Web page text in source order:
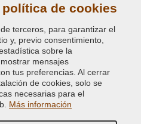
All Rights Reserved.
de cookies
terceros, para garantizar el
y, previo consentimiento,
sobre la
mensajes
tus preferencias. Al cerrar
de cookies, solo se
necesarias para el
Más información